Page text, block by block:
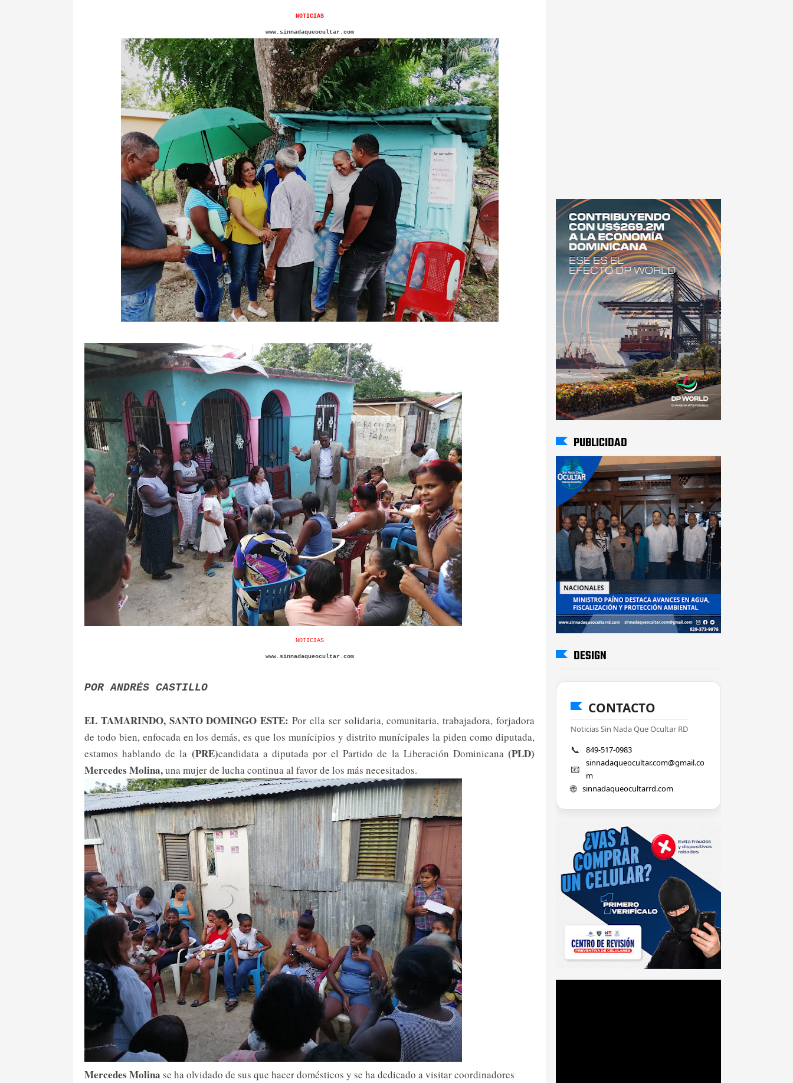
NOTICIAS
www.sinnadaqueocultar.com
NOTICIAS
www.sinnadaqueocultar.com
POR ANDRÉS CASTILLO
EL TAMARINDO, SANTO DOMINGO ESTE: Por ella ser solidaria, comunitaria, trabajadora, forjadora
de todo bien, enfocada en los demás, es que los munícipios y distrito munícipales la piden como diputada,
estamos hablando de la (PRE)candidata a diputada por el Partido de la Liberación Dominicana(PLD)
Mercedes Molina,una mujer de lucha continua al favor de los más necesitados.
Mercedes Molina se ha olvidado de sus que hacer domésticos y se ha dedicado a visitar coordinadores
PUBLICIDAD
DESIGN
CONTACTO
Noticias Sin Nada Que Ocultar RD
📞 849-517-0983
📧
sinnadaqueocultar.com@gmail.co
m
🌐 sinnadaqueocultarrd.com